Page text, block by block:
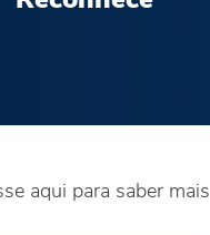
aqui para saber mais